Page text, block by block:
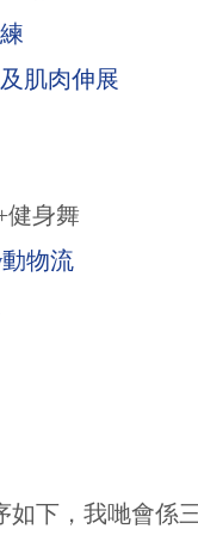
肌肉伸展
健身舞
物流
如下，我哋會係